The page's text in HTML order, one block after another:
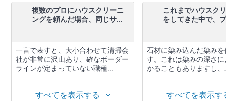
複数のプロにハウスクリーニ
ングを頼んだ場合、同じサ...
一言で表すと、大小合わせて清掃会
社が非常に沢山あり、確なボーダー
ラインが定まっていない職種...
すべてを表示する
これまでハウスク
をしてきた中で、
石材に染み込んだ染み
す。これは染みの深さ
かることもありますし
すべてを表示す